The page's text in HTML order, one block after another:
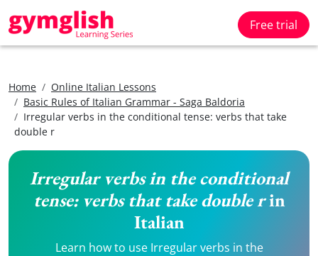
Free trial
Home
Online Italian Lessons
Basic Rules of Italian Grammar - Saga Baldoria
Irregular verbs in the conditional tense: verbs that take
double r
Irregular verbs in the conditional
tense: verbs that take double rin
Italian
Learn how to use Irregular verbs in the